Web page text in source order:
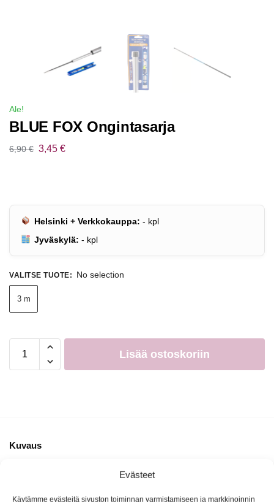
Evästeet
Käytämme evästeitä sivuston toiminnan varmistamiseen ja markkinoinnin
Ale!
BLUE FOX Ongintasarja
6,90€ 3,45 €
Helsinki + Verkkokauppa: - kpl
Jyväskylä: - kpl
VALITSE TUOTE: No selection
3 m
Lisää ostoskoriin
Kuvaus
sisältävät vavan sekä kilpaonkilaitteen,